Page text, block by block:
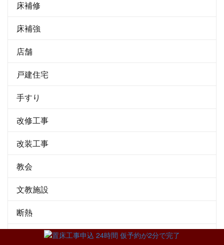
床補修
床補強
店舗
戸建住宅
手すり
改修工事
改装工事
教会
文教施設
断熱
新潟県新潟市